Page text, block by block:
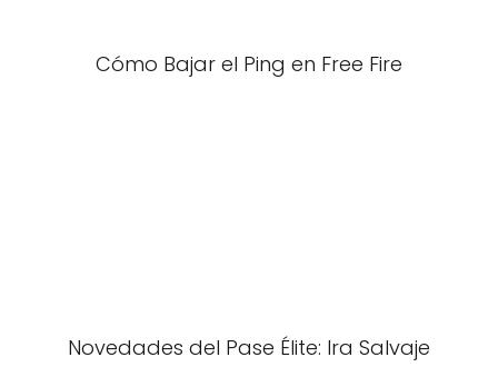
Cómo Bajar el Ping en Free Fire
Novedades del Pase Élite: Ira Salvaje